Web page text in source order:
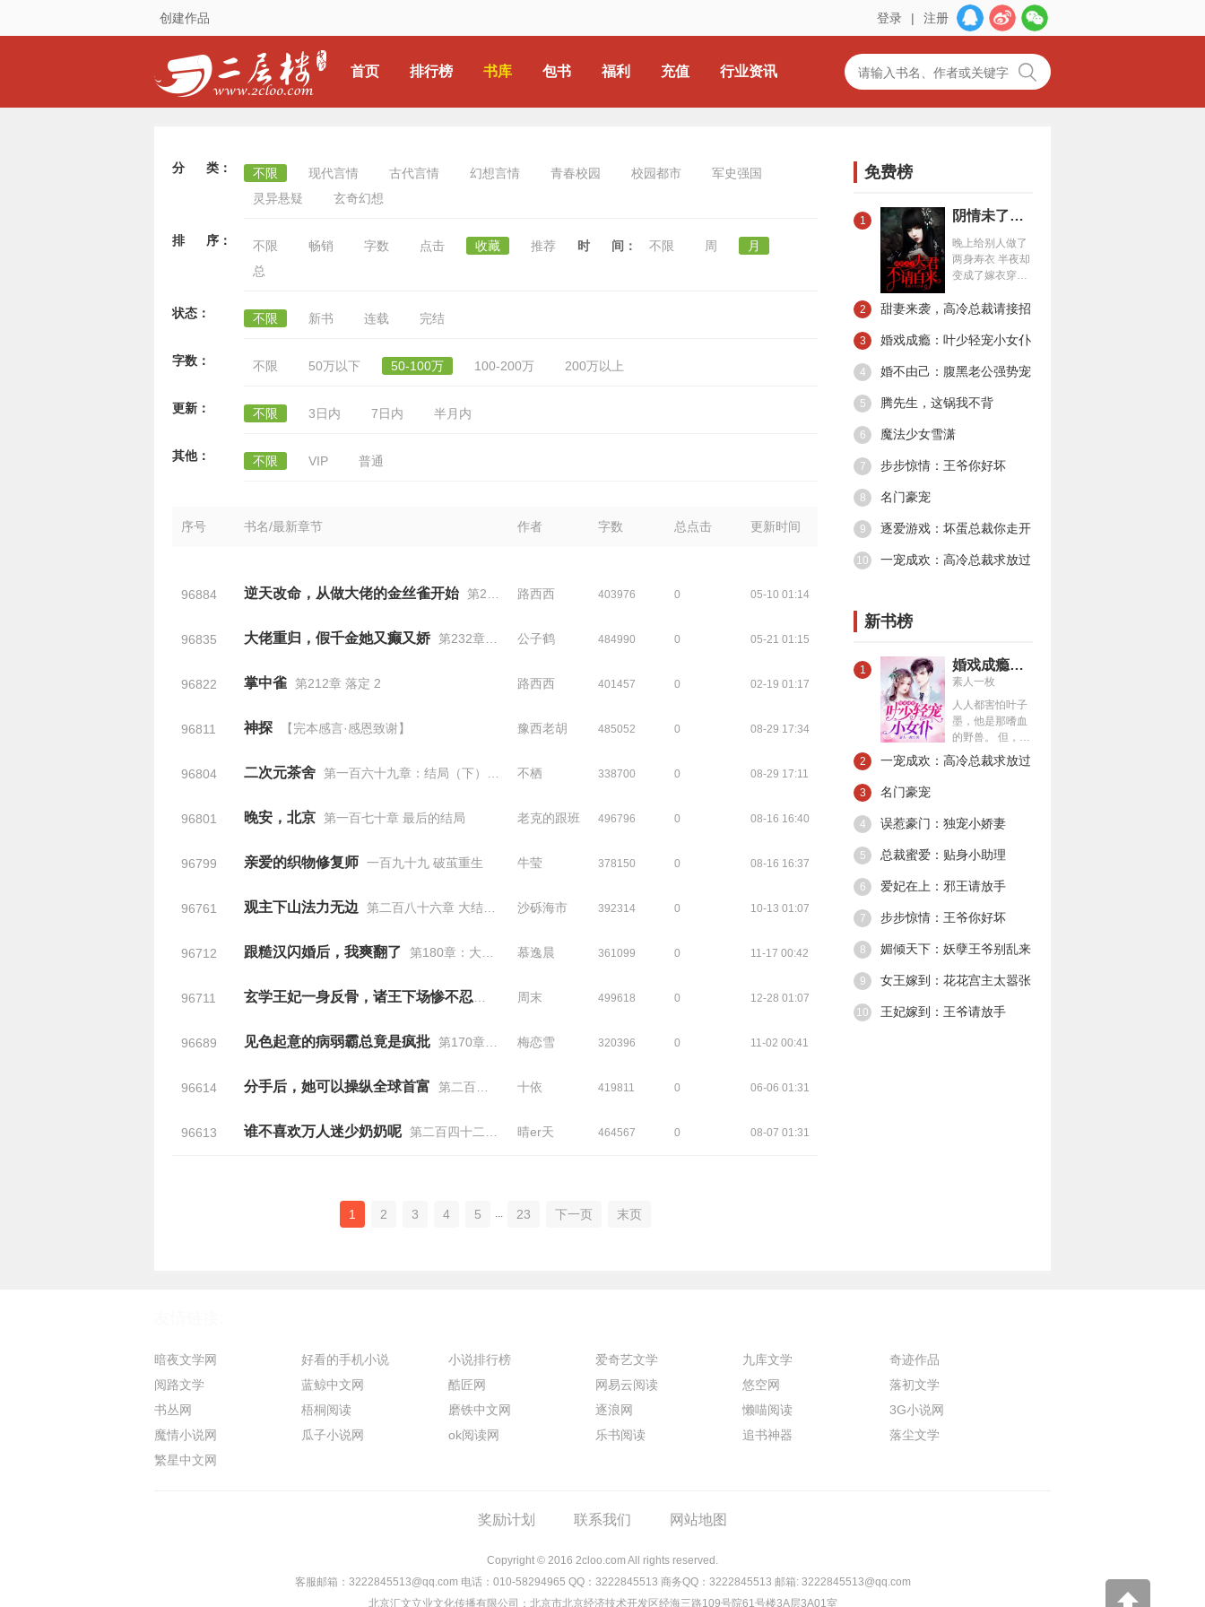
创建作品 登录 | 注册
首页 排行榜 书库 包书 福利 充值 行业资讯
分 类： 不限 现代言情 古代言情 幻想言情 青春校园 校园都市
军史强国
灵异悬疑
玄奇幻想
排 序： 不限 畅销 字数 点击 收藏 推荐 时 间： 不限 周
月
总
状态： 不限 新书 连载 完结
字数： 不限 50万以下 50-100万 100-200万 200万以上
更新： 不限 3日内 7日内 半月内
其他： 不限 VIP 普通
序号 书名/最新章节 作者 字数 总点击 更新时间
96884 逆天改命，从做大佬的金丝雀开始 第212章 落定 2 路西西 403976 0 05-10 01:14
96835 大佬重归，假千金她又癫又娇 第232章 又是守龙山的 公子鹤 484990 0 05-21 01:15
96822 掌中雀 第212章 落定 2 路西西 401457 0 02-19 01:17
96811 神探 【完本感言·感恩致谢】 豫西老胡 485052 0 08-29 17:34
96804 二次元茶舍 第一百六十九章：结局（下）+番外 不栖 338700 0 08-29 17:11
96801 晚安，北京 第一百七十章 最后的结局 老克的跟班 496796 0 08-16 16:40
96799 亲爱的织物修复师 一百九十九 破茧重生 牛莹 378150 0 08-16 16:37
96761 观主下山法力无边 第二百八十六章 大结局下 沙砾海市 392314 0 10-13 01:07
96712 跟糙汉闪婚后，我爽翻了 第180章：大结局 慕逸晨 361099 0 11-17 00:42
96711 第两百八十四章 大结局
周末 499618 0 12-28 01:07
96689 见色起意的病弱霸总竟是疯批 第170章完结 梅恋雪 320396 0 11-02 00:41
96614 分手后，她可以操纵全球首富 第二百三十五章大结局（四） 十依 419811 0 06-06 01:31
96613 谁不喜欢万人迷少奶奶呢 第二百四十二章：一千万 晴er天 464567 0 08-07 01:31
1 2 3 4 5 ... 23 下一页 末页
免费榜
1 阴情未了：夫君不请自来
晚上给别人做了
两身寿衣 半夜却
变成了嫁衣穿在
就嫁给了 那个男
2 甜妻来袭，高冷总裁请接招
3 婚戏成瘾：叶少轻宠小女仆
4 婚不由己：腹黑老公强势宠
5 腾先生，这锅我不背
6 魔法少女雪潇
7 步步惊情：王爷你好坏
8 名门豪宠
9 逐爱游戏：坏蛋总裁你走开
10 一宠成欢：高冷总裁求放过
新书榜
1 婚戏成瘾：叶少轻宠小女仆
素人一枚
人人都害怕叶子
墨，他是那嗜血
的野兽。 但，夏
一涵觉得，他就
是个小恶魔。 第
象。 却只留下了
个恶魔般笑容，
一走了之。 第二
她禁锢。 你只能
懂么，小女仆。
2 一宠成欢：高冷总裁求放过
3 名门豪宠
4 误惹豪门：独宠小娇妻
5 总裁蜜爱：贴身小助理
6 爱妃在上：邪王请放手
7 步步惊情：王爷你好坏
8 媚倾天下：妖孽王爷别乱来
9 女王嫁到：花花宫主太嚣张
10 王妃嫁到：王爷请放手
暗夜文学网 好看的手机小说 小说排行榜 爱奇艺文学 九库文学
奇迹作品
阅路文学
蓝鲸中文网 酷匠网 网易云阅读 悠空网
落初文学
书丛网
梧桐阅读 磨铁中文网 逐浪网 懒喵阅读
3G小说网
魔情小说网
瓜子小说网 ok阅读网 乐书阅读 追书神器
落尘文学
繁星中文网
奖励计划 联系我们 网站地图
Copyright © 2016 2cloo.com All rights reserved.
客服邮箱： 3222845513@qq.com 电话：010-58294965 QQ：3222845513 商务QQ：3222845513 邮箱: 3222845513@qq.com
北京汇文立业文化传播有限公司：北京市北京经济技术开发区经海三路109号院61号楼3A层3A01室